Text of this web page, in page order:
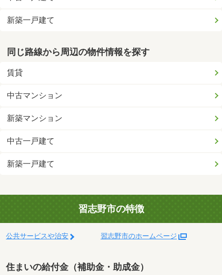
新築一戸建て
同じ路線から周辺の物件情報を探す
賃貸
中古マンション
新築マンション
中古一戸建て
新築一戸建て
習志野市の特徴
公共サービスや治安 習志野市のホームページ
住まいの給付金（補助金・助成金）